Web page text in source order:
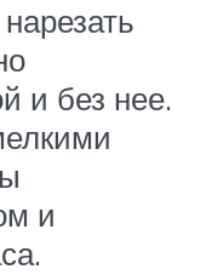
и без нее.
и